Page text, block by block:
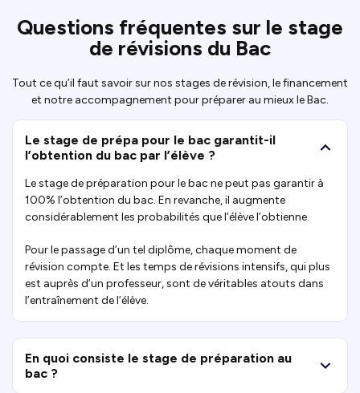
Questions fréquentes sur le stage
de révisions du Bac
Tout ce qu’il faut savoir sur nos stages de révision, le financement
et notre accompagnement pour préparer au mieux le Bac.
Le stage de prépa pour le bac garantit-il
l’obtention du bac par l’élève ?
Le stage de préparation pour le bac ne peut pas garantir à
100% l’obtention du bac. En revanche, il augmente
considérablement les probabilités que l’élève l’obtienne.
Pour le passage d’un tel diplôme, chaque moment de
révision compte. Et les temps de révisions intensifs, qui plus
est auprès d’un professeur, sont de véritables atouts dans
l’entraînement de l’élève.
En quoi consiste le stage de préparation au
bac ?